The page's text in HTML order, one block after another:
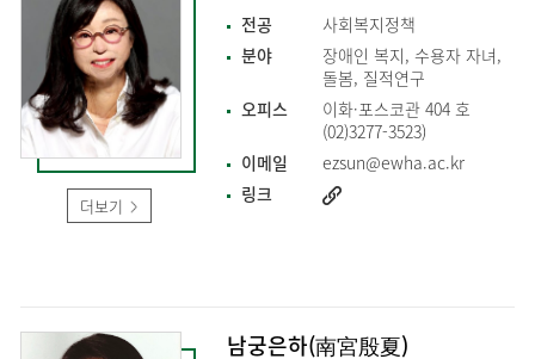
더보기
전공
사회복지정책
분야
장애인 복지, 수용자 자녀,
돌봄, 질적연구
오피스
이화·포스코관 404 호
(02)3277-3523)
이메일
ezsun@ewha.ac.kr
링크
남궁은하(南宮殷夏)